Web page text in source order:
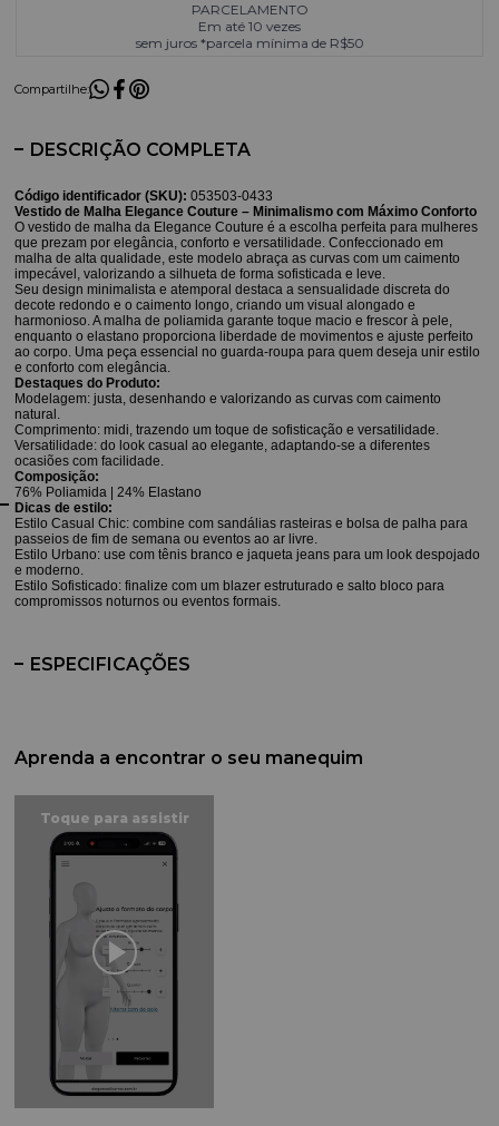
PARCELAMENTO
Em até 10 vezes
sem juros *parcela mínima de R$50
Compartilhe:
DESCRIÇÃO COMPLETA
Código identificador (SKU): 053503-0433
Vestido de Malha Elegance Couture – Minimalismo com Máximo Conforto
O vestido de malha da Elegance Couture é a escolha perfeita para mulheres
que prezam por elegância, conforto e versatilidade. Confeccionado em
malha de alta qualidade, este modelo abraça as curvas com um caimento
impecável, valorizando a silhueta de forma sofisticada e leve.
Seu design minimalista e atemporal destaca a sensualidade discreta do
decote redondo e o caimento longo, criando um visual alongado e
harmonioso. A malha de poliamida garante toque macio e frescor à pele,
enquanto o elastano proporciona liberdade de movimentos e ajuste perfeito
ao corpo. Uma peça essencial no guarda-roupa para quem deseja unir estilo
e conforto com elegância.
Destaques do Produto:
Modelagem: justa, desenhando e valorizando as curvas com caimento
natural.
Comprimento: midi, trazendo um toque de sofisticação e versatilidade.
Versatilidade: do look casual ao elegante, adaptando-se a diferentes
ocasiões com facilidade.
Composição:
76% Poliamida | 24% Elastano
Dicas de estilo:
Estilo Casual Chic: combine com sandálias rasteiras e bolsa de palha para
passeios de fim de semana ou eventos ao ar livre.
Estilo Urbano: use com tênis branco e jaqueta jeans para um look despojado
e moderno.
Estilo Sofisticado: finalize com um blazer estruturado e salto bloco para
compromissos noturnos ou eventos formais.
ESPECIFICAÇÕES
Aprenda a encontrar o seu manequim